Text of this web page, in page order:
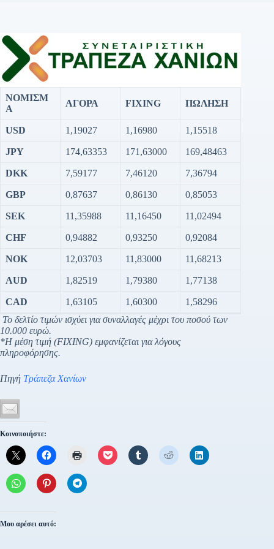
ΝΟΜΙΣΜ
Α
ΑΓΟΡΑ FIXING ΠΩΛΗΣΗ
USD 1,19027 1,16980 1,15518
JPY 174,63353 171,63000 169,48463
DKK 7,59177 7,46120 7,36794
GBP 0,87637 0,86130 0,85053
SEK 11,35988 11,16450 11,02494
CHF 0,94882 0,93250 0,92084
NOK 12,03703 11,83000 11,68213
AUD 1,82519 1,79380 1,77138
CAD 1,63105 1,60300
1,58296
Το δελτίο τιμών ισχύει για συναλλαγές μέχρι του ποσού των
10.000 ευρώ.
*Η μέση τιμή (FIXING) εμφανίζεται για λόγους
πληροφόρησης.
Πηγή Τράπεζα Χανίων
Κοινοποιήστε:
Μου αρέσει αυτό: